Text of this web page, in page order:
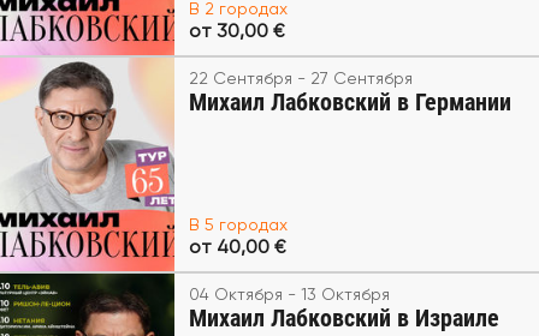
В 2 городах
от 30,00 €
22 Сентября - 27 Сентября
Михаил Лабковский в Германии
В 5 городах
от 40,00 €
04 Октября - 13 Октября
Михаил Лабковский в Израиле